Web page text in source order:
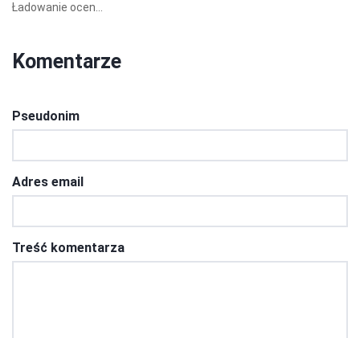
Ładowanie ocen...
Komentarze
Pseudonim
Adres email
Treść komentarza